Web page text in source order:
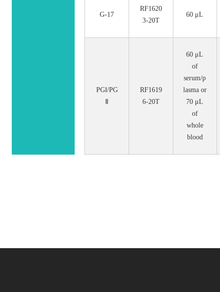
G-17
RF1620
3-20T
60 μL
PGⅠ/PG
RF1619
6-20T
60 μL
of
serum/p
lasma or
70 μL
of
whole
blood